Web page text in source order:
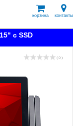
корзина контакты
с SSD
( 0 )